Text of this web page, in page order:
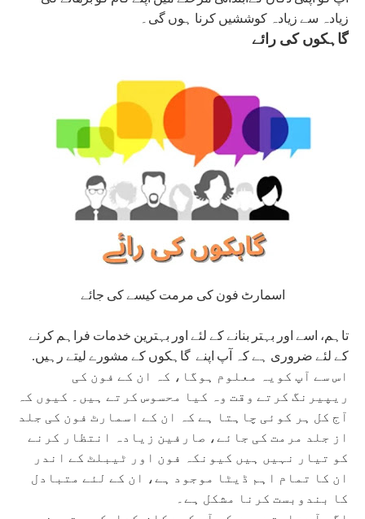
زیادہ سے زیادہ کوششیں کرنا ہوں گی۔
گاہکوں کی رائے
اسمارٹ فون کی مرمت کیسے کی جائے
تاہم، اسے اور بہتر بنانے کے لئے اور بہترین خدمات فراہم کرنے
کے لئے ضروری ہے کہ آپ اپنے گاہکوں کے مشورے لیتے رہیں.
اس سے آپ کویہ معلوم ہوگا، کہ ان کے فون کی
ریپیرنگ کرتے وقت وہ کیا محسوس کرتے ہیں۔ کیوں کہ
آج کل ہر کوئی چاہتا ہے کہ ان کے اسمارٹ فون کی جلد
از جلد مرمت کی جائے، صارفین زیادہ انتظار کرنے
کو تیار نہیں ہیں کیونکہ فون اور ٹیبلٹ کے اندر
ان کا تمام اہم ڈیٹا موجود ہے، ان کے لئے متبادل
کا بندوبست کرنا مشکل ہے۔